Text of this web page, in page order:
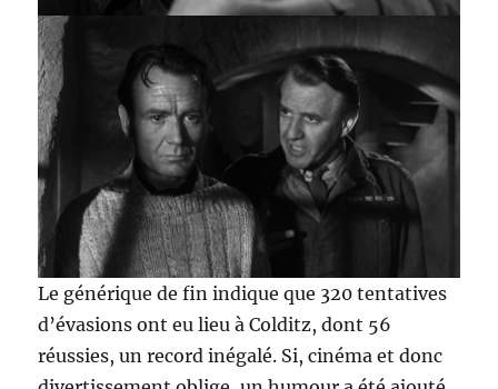
Le générique de fin indique que 320 tentatives
d’évasions ont eu lieu à Colditz, dont 56
réussies, un record inégalé. Si, cinéma et donc